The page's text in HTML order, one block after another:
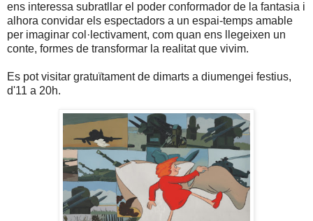
ens interessa subratllar el poder conformador de la fantasia i
alhora convidar els espectadors a un espai-temps amable
per imaginar col·lectivament, com quan ens llegeixen un
conte, formes de transformar la realitat que vivim.
Es pot visitar gratuïtament de dimarts a diumengei festius,
d'11 a 20h.